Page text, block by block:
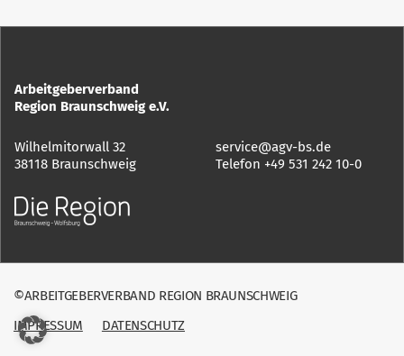
Arbeitgeberverband
Region Braunschweig e.V.
Wilhelmitorwall 32
38118 Braunschweig
service@agv-bs.de
Telefon +49 531 242 10-0
©ARBEITGEBERVERBAND REGION BRAUNSCHWEIG
IMPRESSUM
DATENSCHUTZ